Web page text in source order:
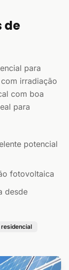
de
para
irradiação
com boa
para
potencial
fotovoltaica
desde